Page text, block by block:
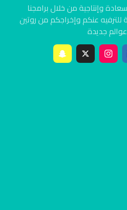
وإنتاجية من خلال برامجنا
للترفيه عنكم وإخراجكم من روتين
جديدة